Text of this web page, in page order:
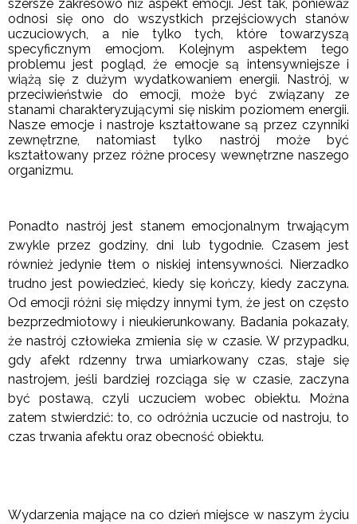
szersze zakresowo niż aspekt emocji. Jest tak, ponieważ
odnosi się ono do wszystkich przejściowych stanów
uczuciowych, a nie tylko tych, które towarzyszą
specyficznym emocjom. Kolejnym aspektem tego
problemu jest pogląd, że emocje są intensywniejsze i
wiążą się z dużym wydatkowaniem energii. Nastrój, w
przeciwieństwie do emocji, może być związany ze
stanami charakteryzującymi się niskim poziomem energii.
Nasze emocje i nastroje kształtowane są przez czynniki
zewnętrzne, natomiast tylko nastrój może być
kształtowany przez różne procesy wewnętrzne naszego
organizmu.
Ponadto nastrój jest stanem emocjonalnym trwającym
zwykle przez godziny, dni lub tygodnie. Czasem jest
również jedynie tłem o niskiej intensywności. Nierzadko
trudno jest powiedzieć, kiedy się kończy, kiedy zaczyna.
Od emocji różni się między innymi tym, że jest on często
bezprzedmiotowy i nieukierunkowany. Badania pokazały,
że nastrój człowieka zmienia się w czasie. W przypadku,
gdy afekt rdzenny trwa umiarkowany czas, staje się
nastrojem, jeśli bardziej rozciąga się w czasie, zaczyna
być postawą, czyli uczuciem wobec obiektu. Można
zatem stwierdzić: to, co odróżnia uczucie od nastroju, to
czas trwania afektu oraz obecność obiektu.
Wydarzenia mające na co dzień miejsce w naszym życiu